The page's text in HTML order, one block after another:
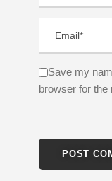
Save my
browser for the